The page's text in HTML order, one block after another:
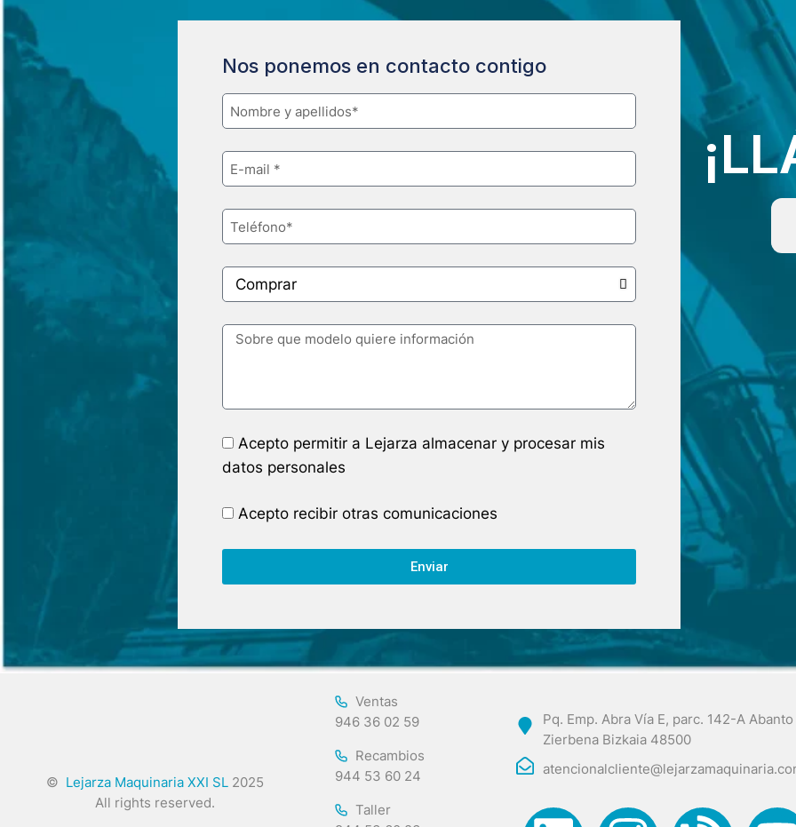
Nos ponemos en contacto contigo
Acepto permitir a Lejarza almacenar y procesar mis
datos personales
Acepto recibir otras comunicaciones
Enviar
© Lejarza Maquinaria XXI SL 2025
All rights reserved.
Ventas
946 36 02 59
Recambios
944 53 60 24
Taller
Pq. Emp. Abra Vía E, parc. 142-A
Zierbena Bizkaia 48500